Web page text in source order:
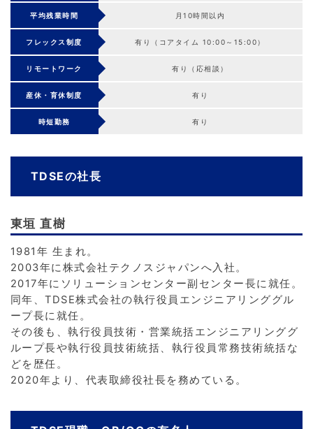
平均残業時間 月10時間以内
フレックス制度 有り（コアタイム 10:00～15:00）
リモートワーク 有り（応相談）
産休・育休制度 有り
時短勤務 有り
TDSEの社長
東垣 直樹
1981年 生まれ。
2003年に株式会社テクノスジャパンへ入社。
2017年にソリューションセンター副センター長に就任。
同年、TDSE株式会社の執行役員エンジニアリンググル
ープ長に就任。
その後も、執行役員技術・営業統括エンジニアリンググ
ループ長や執行役員技術統括、執行役員常務技術統括な
どを歴任。
2020年より、代表取締役社長を務めている。